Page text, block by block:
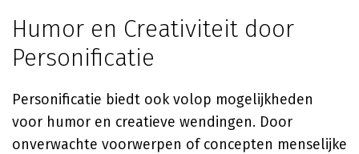
Humor en Creativiteit door
Personificatie
Personificatie biedt ook volop mogelijkheden
voor humor en creatieve wendingen. Door
onverwachte voorwerpen of concepten menselijke